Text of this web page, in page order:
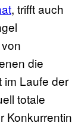
, trifft auch
die
im Laufe der
totale
Konkurrentin